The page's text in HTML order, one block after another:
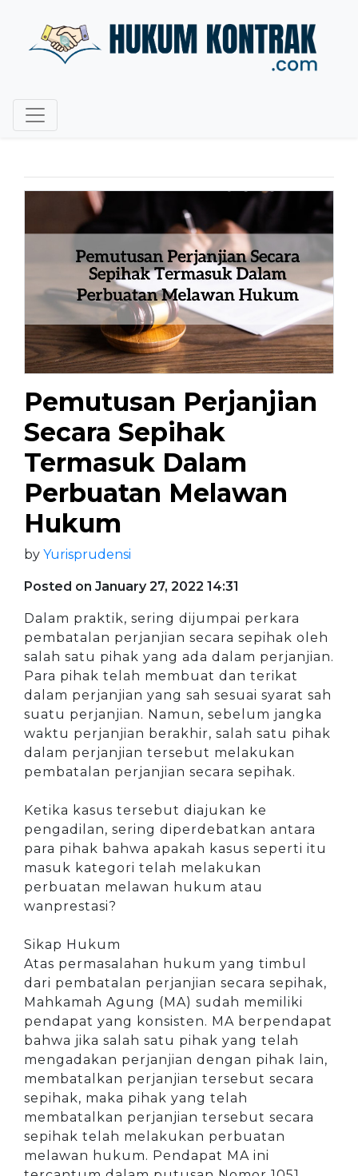
Pemutusan Perjanjian
Secara Sepihak
Termasuk Dalam
Perbuatan Melawan
Hukum
by Yurisprudensi
Posted on January 27, 2022 14:31
Dalam praktik, sering dijumpai perkara
pembatalan perjanjian secara sepihak oleh
salah satu pihak yang ada dalam perjanjian.
Para pihak telah membuat dan terikat
dalam perjanjian yang sah sesuai syarat sah
suatu perjanjian. Namun, sebelum jangka
waktu perjanjian berakhir, salah satu pihak
dalam perjanjian tersebut melakukan
pembatalan perjanjian secara sepihak.
Ketika kasus tersebut diajukan ke
pengadilan, sering diperdebatkan antara
para pihak bahwa apakah kasus seperti itu
masuk kategori telah melakukan
perbuatan melawan hukum atau
wanprestasi?
Sikap Hukum
Atas permasalahan hukum yang timbul
dari pembatalan perjanjian secara sepihak,
Mahkamah Agung (MA) sudah memiliki
pendapat yang konsisten. MA berpendapat
bahwa jika salah satu pihak yang telah
mengadakan perjanjian dengan pihak lain,
membatalkan perjanjian tersebut secara
sepihak, maka pihak yang telah
membatalkan perjanjian tersebut secara
sepihak telah melakukan perbuatan
melawan hukum. Pendapat MA ini